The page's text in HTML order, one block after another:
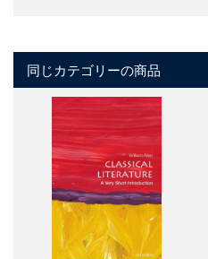
同じカテゴリーの商品